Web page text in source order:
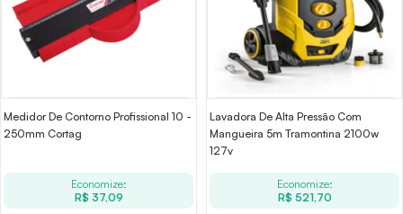
Medidor De Contorno Profissional 10 -
250mm Cortag
Economize:
R$ 37,09
Lavadora De Alta Pressão Com
Mangueira 5m Tramontina 2100w
127v
Economize:
R$ 521,70